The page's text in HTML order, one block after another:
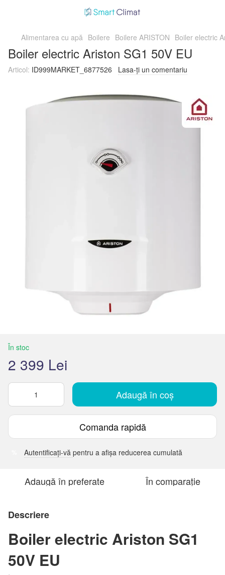
Alimentarea cu apă Boilere Boilere ARISTON Boiler electric
Boiler electric Ariston SG1 50V EU
Articol: ID999MARKET_6877526 Lasa-ți un comentariu
În stoc
2 399 Lei
Adaugă în coș
Comanda rapidă
Autentificați-vă pentru a afișa reducerea cumulată
Adaugă în preferate În comparație
Descriere
Boiler electric Ariston SG1
50V EU